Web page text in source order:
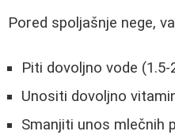
Pored spoljašnje nege,
Piti dovoljno vode (1.5-
Unositi dovoljno
Smanjiti unos mlečnih